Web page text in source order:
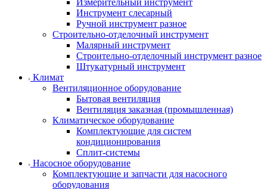
Измерительный инструмент
Инструмент слесарный
Ручной инструмент разное
Строительно-отделочный инструмент
Малярный инструмент
Строительно-отделочный инструмент разное
Штукатурный инструмент
Климат
Вентиляционное оборудование
Бытовая вентиляция
Вентиляция заказная (промышленная)
Климатическое оборудование
Комплектующие для систем
кондиционирования
Сплит-системы
Насосное оборудование
Комплектующие и запчасти для насосного
оборудования